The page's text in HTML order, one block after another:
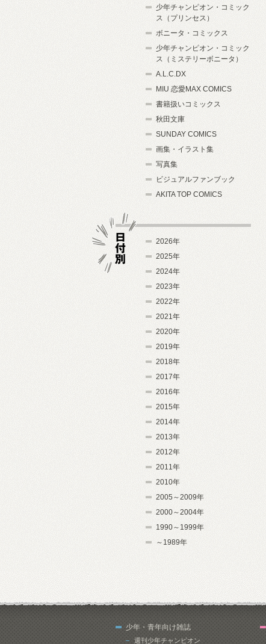
少年チャンピオン・コミック
ス（プリンセス）
ボニータ・コミックス
少年チャンピオン・コミック
ス（ミステリーボニータ）
A.L.C.DX
MIU 恋愛MAX COMICS
書籍扱いコミックス
秋田文庫
SUNDAY COMICS
画集・イラスト集
写真集
ビジュアルファンブック
AKITA TOP COMICS
2026年
2025年
2024年
2023年
2022年
2021年
2020年
2019年
2018年
2017年
2016年
2015年
2014年
2013年
2012年
2011年
2010年
2005～2009年
2000～2004年
1990～1999年
～1989年
少年・青年向け雑誌
週刊少年チャンピオン